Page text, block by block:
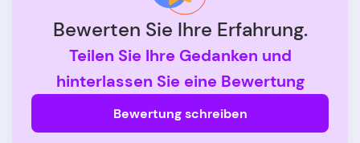
Bewerten Sie Ihre Erfahrung.
Teilen Sie Ihre Gedanken und
hinterlassen Sie eine Bewertung
Bewertung schreiben